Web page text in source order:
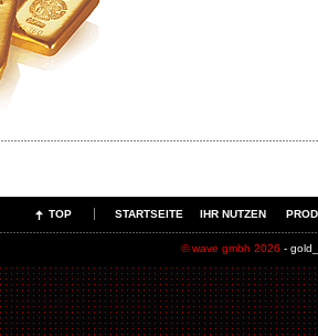
TOP STARTSEITE IHR NUTZEN
© wave gmbh 2026 -